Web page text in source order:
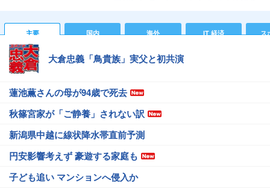
主要 国内 海外 IT 経済 ス
大倉忠義「鳥貴族」実父と初共演
蓮池薫さんの母が94歳で死去
秋篠宮家が「ご静養」されない訳
新潟県中越に線状降水帯直前予測
円安影響考えず 豪遊する家庭も
子ども追い マンションへ侵入か